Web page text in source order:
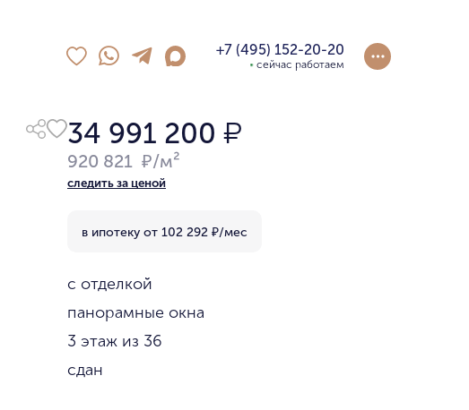
+7 (495) 152-20-20
сейчас работаем
34 991 200 ₽
920 821 ₽/м²
следить за ценой
в ипотеку от 102 292₽/мес
с отделкой
панорамные окна
3 этаж из 36
сдан